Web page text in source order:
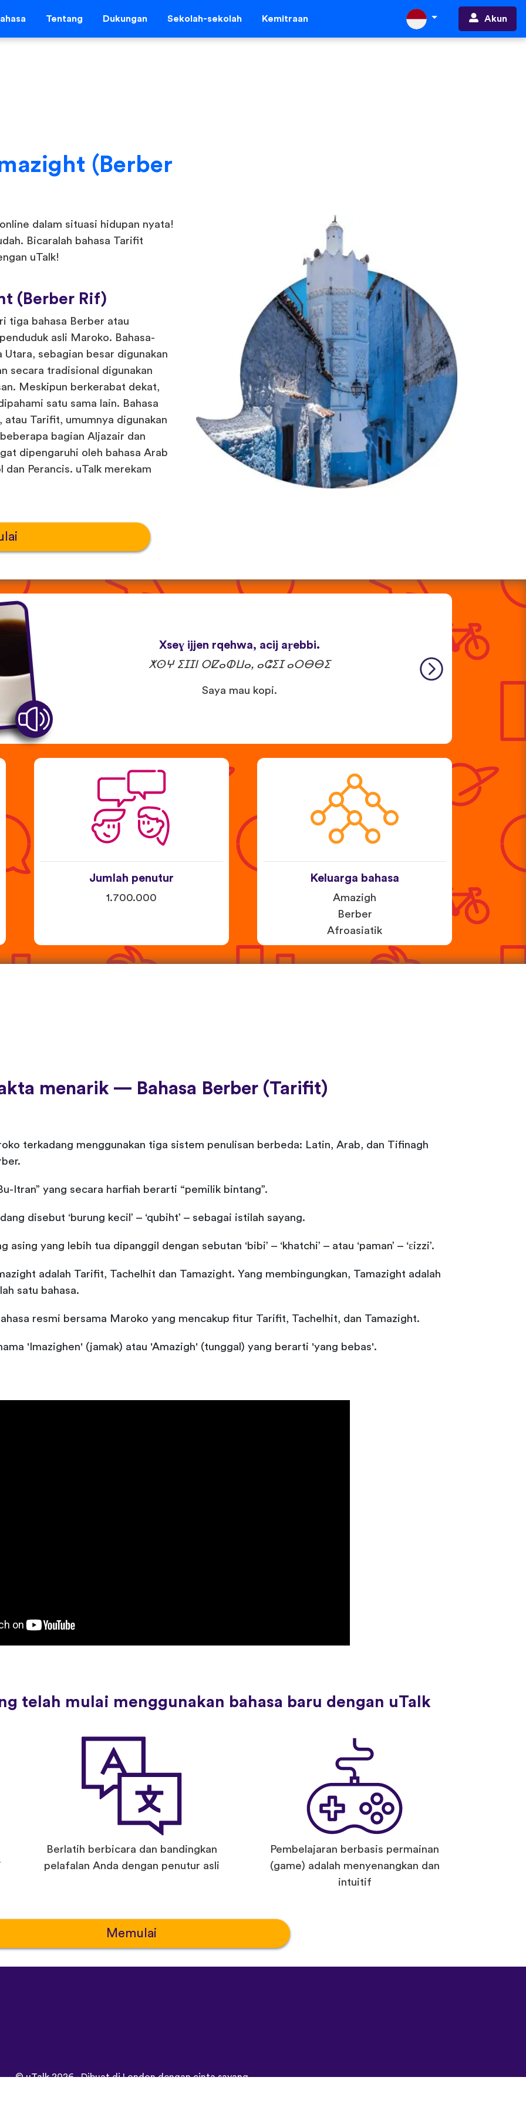
Tentang Dukungan Sekolah-sekolah Kemitraan Akun
(Berber
dalam situasi hidupan nyata!
Bicaralah bahasa Tarifit
uTalk!
(Berber Rif)
tiga bahasa Berber atau
asli Maroko. Bahasa-
sebagian besar digunakan
secara tradisional digunakan
Meskipun berkerabat dekat,
satu sama lain. Bahasa
Tarifit, umumnya digunakan
bagian Aljazair dan
dipengaruhi oleh bahasa Arab
dan Perancis. uTalk merekam
Xseɣ ijjen rqehwa, acij aṛebbi.
ⵅⵙⵖ ⵉⵊⵊⵏ ⵔⵇⴰⵀⵡⴰ, ⴰⵛⵉⵊ ⴰⵔⴱⴱⵉ
Saya mau kopi.
Jumlah penutur
1.700.000
Keluarga bahasa
Amazigh
Berber
Afroasiatik
menarik — Bahasa Berber (Tarifit)
terkadang menggunakan tiga sistem penulisan berbeda: Latin, Arab, dan Tifinagh
Itran” yang secara harfiah berarti “pemilik bintang”.
disebut ‘burung kecil’ – ‘qubiht’ – sebagai istilah sayang.
yang lebih tua dipanggil dengan sebutan ‘bibi’ – ‘khatchi’ – atau ‘paman’ – ‘ɛizzi’.
adalah Tarifit, Tachelhit dan Tamazight. Yang membingungkan, Tamazight adalah
satu bahasa.
resmi bersama Maroko yang mencakup fitur Tarifit, Tachelhit, dan Tamazight.
'Imazighen' (jamak) atau 'Amazigh' (tunggal) yang berarti 'yang bebas'.
telah mulai menggunakan bahasa baru dengan uTalk
Berlatih berbicara dan bandingkan
pelafalan Anda dengan penutur asli
Pembelajaran berbasis permainan
(game) adalah menyenangkan dan
intuitif
Memulai
©uTalk2026 - Dibuat di London dengan cinta sayang